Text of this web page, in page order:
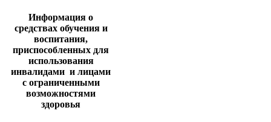
Информация о
средствах обучения и
воспитания,
приспособленных для
использования
инвалидами и лицами
с ограниченными
возможностями
здоровья